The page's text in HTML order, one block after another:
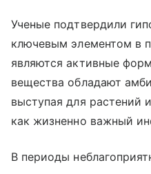
Ученые подтвердили
ключевым элементом в
являются активные
вещества обладают
выступая для растений
как жизненно важный
В периоды